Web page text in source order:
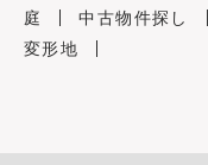
庭
中古物件探し
変形地